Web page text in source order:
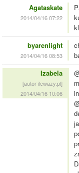
Agataskate
2014/04/16 07:22
byarenlight
2014/04/16 08:53
Izabela
[autor ilewazy.pl]
2014/04/16 10:06